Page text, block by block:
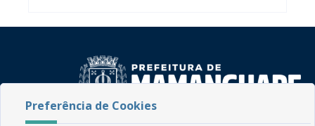
Preferência de Cookies